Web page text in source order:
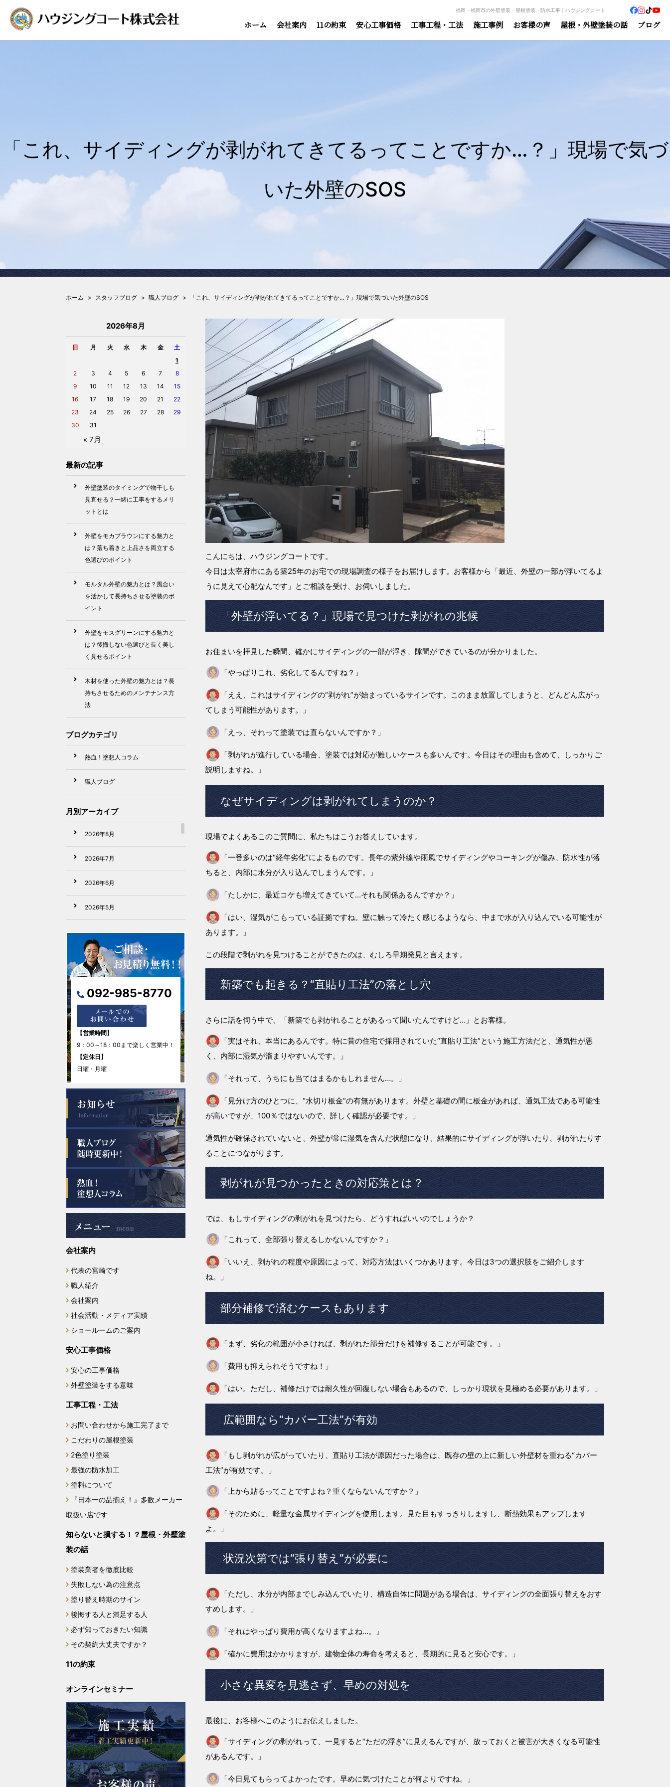
福岡・福岡市の外壁塗装・屋根塗装・防水工事｜ハウジングコート
ホーム 会社案内 11の約束 安心工事価格 工事工程・工法 施工事例 お客様の声 屋根・外壁塗装の話 ブログ
「これ、サイディングが剥がれてきてるってことですか…？」現場で気づ
いた外壁のSOS
ホーム スタッフブログ 職人ブログ 「これ、サイディングが剥がれてきてるってことですか…？」現場で気づいた外壁のSOS
こんにちは、ハウジングコートです。
今日は太宰府市にある築25年のお宅での現場調査の様子をお届けします。お客様から「最近、外壁の一部が浮いてるよ
うに見えて心配なんです」とご相談を受け、お伺いしました。
「外壁が浮いてる？」現場で見つけた剥がれの兆候
お住まいを拝見した瞬間、確かにサイディングの一部が浮き、隙間ができているのが分かりました。
「やっぱりこれ、劣化してるんですね？」
「ええ、これはサイディングの“剥がれ”が始まっているサインです。このまま放置してしまうと、どんどん広がっ
てしまう可能性があります。」
「えっ、それって塗装では直らないんですか？」
「剥がれが進行している場合、塗装では対応が難しいケースも多いんです。今日はその理由も含めて、しっかりご
説明しますね。」
なぜサイディングは剥がれてしまうのか？
現場でよくあるこのご質問に、私たちはこうお答えしています。
「一番多いのは“経年劣化”によるものです。長年の紫外線や雨風でサイディングやコーキングが傷み、防水性が落
ちると、内部に水分が入り込んでしまうんです。」
「たしかに、最近コケも増えてきていて…それも関係あるんですか？」
「はい、湿気がこもっている証拠ですね。壁に触って冷たく感じるようなら、中まで水が入り込んでいる可能性が
あります。」
この段階で剥がれを見つけることができたのは、むしろ早期発見と言えます。
新築でも起きる？“直貼り工法”の落とし穴
さらに話を伺う中で、「新築でも剥がれることがあるって聞いたんですけど…」とお客様。
「実はそれ、本当にあるんです。特に昔の住宅で採用されていた“直貼り工法”という施工方法だと、通気性が悪
く、内部に湿気が溜まりやすいんです。」
「それって、うちにも当てはまるかもしれません…。」
「見分け方のひとつに、“水切り板金”の有無があります。外壁と基礎の間に板金があれば、通気工法である可能性
が高いですが、100％ではないので、詳しく確認が必要です。」
通気性が確保されていないと、外壁が常に湿気を含んだ状態になり、結果的にサイディングが浮いたり、剥がれたりす
ることにつながります。
剥がれが見つかったときの対応策とは？
では、もしサイディングの剥がれを見つけたら、どうすればいいのでしょうか？
「これって、全部張り替えるしかないんですか？」
「いいえ、剥がれの程度や原因によって、対応方法はいくつかあります。今日は3つの選択肢をご紹介します
ね。」
部分補修で済むケースもあります
「まず、劣化の範囲が小さければ、剥がれた部分だけを補修することが可能です。」
「費用も抑えられそうですね！」
「はい。ただし、補修だけでは耐久性が回復しない場合もあるので、しっかり現状を見極める必要があります。」
広範囲なら“カバー工法”が有効
「もし剥がれが広がっていたり、直貼り工法が原因だった場合は、既存の壁の上に新しい外壁材を重ねる“カバー
工法”が有効です。」
「上から貼るってことですよね？重くならないんですか？」
「そのために、軽量な金属サイディングを使用します。見た目もすっきりしますし、断熱効果もアップします
よ。」
状況次第では“張り替え”が必要に
「ただし、水分が内部までしみ込んでいたり、構造自体に問題がある場合は、サイディングの全面張り替えをおす
すめします。」
「それはやっぱり費用が高くなりますよね…。」
「確かに費用はかかりますが、建物全体の寿命を考えると、長期的に見ると安心です。」
小さな異変を見逃さず、早めの対処を
最後に、お客様へこのようにお伝えしました。
「サイディングの剥がれって、一見すると“ただの浮き”に見えるんですが、放っておくと被害が大きくなる可能性
があるんです。」
「今日見てもらってよかったです。早めに気づけたことが何よりですね。」
2026年8月
日 月 火 水 木 金 土
« 7月
1
2
3 4 5 6 7
8
9
10 11 12 13 14
15
16
17 18 19 20 21
22
23
24 25 26 27 28
29
30
31
最新の記事
外壁塗装のタイミングで物干しも
見直せる？一緒に工事をするメリ
ットとは
外壁をモカブラウンにする魅力と
は？落ち着きと上品さを両立する
色選びのポイント
モルタル外壁の魅力とは？風合い
を活かして長持ちさせる塗装のポ
イント
外壁をモスグリーンにする魅力と
は？後悔しない色選びと長く美し
く見せるポイント
木材を使った外壁の魅力とは？長
持ちさせるためのメンテナンス方
法
ブログカテゴリ
熱血！塗想人コラム
職人ブログ
月別アーカイブ
2026年8月
2026年7月
2026年6月
2026年5月
2026年4月
2026年3月
2026年1月
2025年12月
2025年11月
2025年9月
2025年8月
2025年7月
2025年5月
2025年4月
2025年3月
2025年2月
2025年1月
2024年11月
2024年10月
2024年8月
2024年7月
2024年6月
2024年4月
2024年2月
2023年12月
2023年11月
2023年10月
2023年9月
2023年8月
2023年7月
2023年6月
092-985-8770
【営業時間】
9：00～18：00まで楽しく営業中！
【定休日】
日曜・月曜
会社案内
代表の宮崎です
職人紹介
会社案内
社会活動・メディア実績
ショールームのご案内
安心工事価格
安心の工事価格
外壁塗装をする意味
工事工程・工法
お問い合わせから施工完了まで
こだわりの屋根塗装
2色塗り塗装
最強の防水加工
塗料について
『日本一の品揃え！』多数メーカー
取扱い店です
知らないと損する！？屋根・外壁塗
装の話
塗装業者を徹底比較
失敗しない為の注意点
塗り替え時期のサイン
後悔する人と満足する人
必ず知っておきたい知識
その契約大丈夫ですか？
11の約束
オンラインセミナー